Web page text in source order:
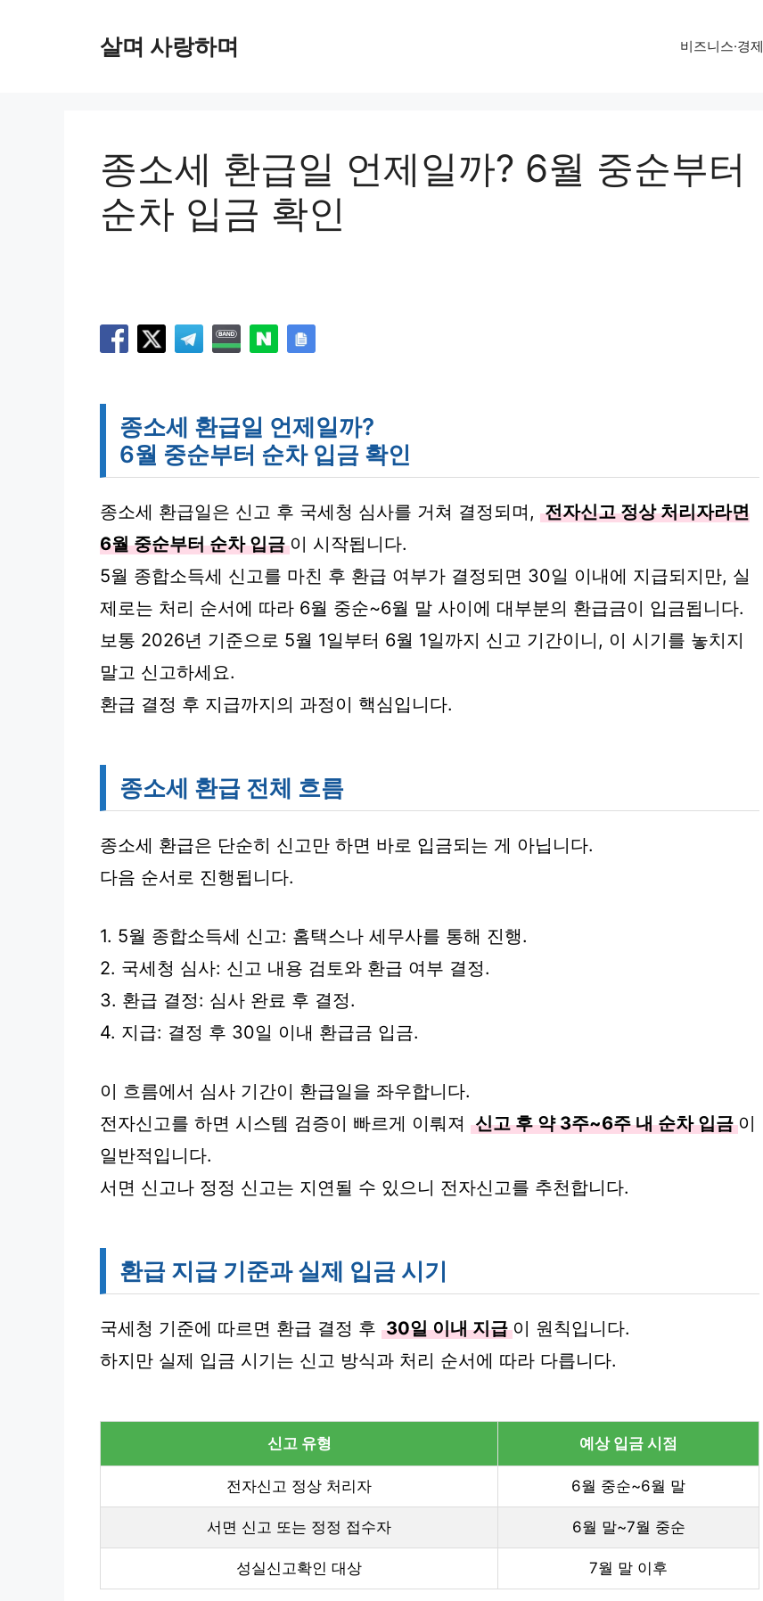
살며 사랑하며 비즈니스·경제
종소세 환급일 언제일까? 6월 중순부터
순차 입금 확인
종소세 환급일 언제일까?
6월 중순부터 순차 입금 확인
종소세 환급일은 신고 후 국세청 심사를 거쳐 결정되며, 전자신고 정상 처리자라면
6월 중순부터 순차 입금 이 시작됩니다.
5월 종합소득세 신고를 마친 후 환급 여부가 결정되면 30일 이내에 지급되지만, 실
제로는 처리 순서에 따라 6월 중순~6월 말 사이에 대부분의 환급금이 입금됩니다.
보통 2026년 기준으로 5월 1일부터 6월 1일까지 신고 기간이니, 이 시기를 놓치지
말고 신고하세요.
환급 결정 후 지급까지의 과정이 핵심입니다.
종소세 환급 전체 흐름
종소세 환급은 단순히 신고만 하면 바로 입금되는 게 아닙니다.
다음 순서로 진행됩니다.
1. 5월 종합소득세 신고: 홈택스나 세무사를 통해 진행.
2. 국세청 심사: 신고 내용 검토와 환급 여부 결정.
3. 환급 결정: 심사 완료 후 결정.
4. 지급: 결정 후 30일 이내 환급금 입금.
이 흐름에서 심사 기간이 환급일을 좌우합니다.
전자신고를 하면 시스템 검증이 빠르게 이뤄져 신고 후 약 3주~6주 내 순차 입금 이
일반적입니다.
서면 신고나 정정 신고는 지연될 수 있으니 전자신고를 추천합니다.
환급 지급 기준과 실제 입금 시기
국세청 기준에 따르면 환급 결정 후 30일 이내 지급 이 원칙입니다.
하지만 실제 입금 시기는 신고 방식과 처리 순서에 따라 다릅니다.
신고 유형 예상 입금 시점
전자신고 정상 처리자 6월 중순~6월 말
서면 신고 또는 정정 접수자 6월 말~7월 중순
성실신고확인 대상 7월 말 이후